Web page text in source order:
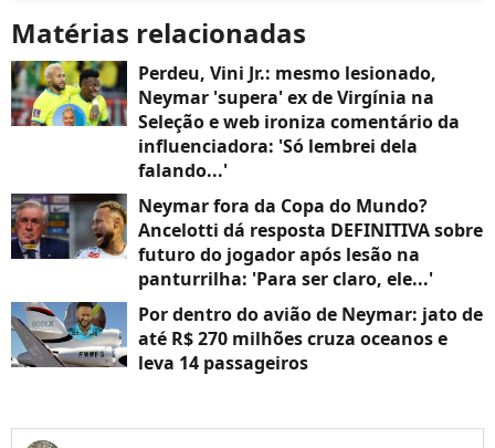
Matérias relacionadas
Perdeu, Vini Jr.: mesmo lesionado,
Neymar 'supera' ex de Virgínia na
Seleção e web ironiza comentário da
influenciadora: 'Só lembrei dela
falando...'
Neymar fora da Copa do Mundo?
Ancelotti dá resposta DEFINITIVA sobre
futuro do jogador após lesão na
panturrilha: 'Para ser claro, ele...'
Por dentro do avião de Neymar: jato de
até R$ 270 milhões cruza oceanos e
leva 14 passageiros